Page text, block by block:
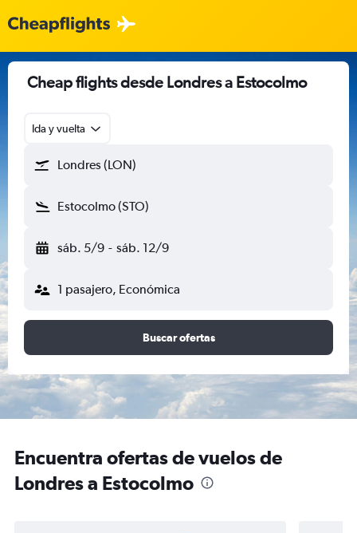
Cheap flights desde Londres a Estocolmo
Ida y vuelta
Londres (LON)
Estocolmo (STO)
sáb. 5/9 - sáb. 12/9
1 pasajero, Económica
Buscar ofertas
Encuentra ofertas de vuelos de
Londres a Estocolmo